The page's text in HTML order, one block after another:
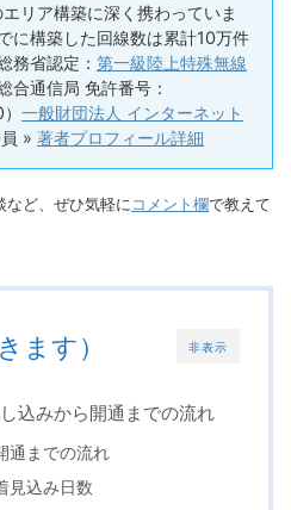
リア構築に深く携わっていま
に構築した回線数は累計10万件
務省認定： 第一級陸上特殊無線
合通信局 免許番号：
一般財団法人 インターネット
» 著者プロフィール詳細
など、ぜひ気軽に コメント欄で教えて
非表示
ます）
込みから開通までの流れ
通までの流れ
見込み日数